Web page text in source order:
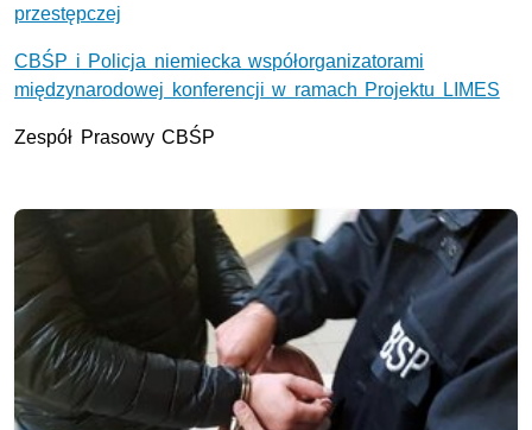
przestępczej
CBŚP i Policja niemiecka współorganizatorami
międzynarodowej konferencji w ramach Projektu LIMES
Zespół Prasowy CBŚP